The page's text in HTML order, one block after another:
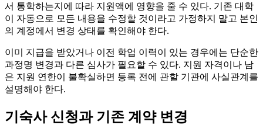
서 통학하는지에 따라 지원액에 영향을 줄 수 있다. 기존 대학
이 자동으로 모든 내용을 수정할 것이라고 가정하지 말고 본인
의 계정에서 변경 상태를 확인해야 한다.
이미 지급을 받았거나 이전 학업 이력이 있는 경우에는 단순한
과정명 변경과 다른 심사가 필요할 수 있다. 지원 자격이나 남
은 지원 연한이 불확실하면 등록 전에 관할 기관에 사실관계를
설명해야 한다.
기숙사 신청과 기존 계약 변경